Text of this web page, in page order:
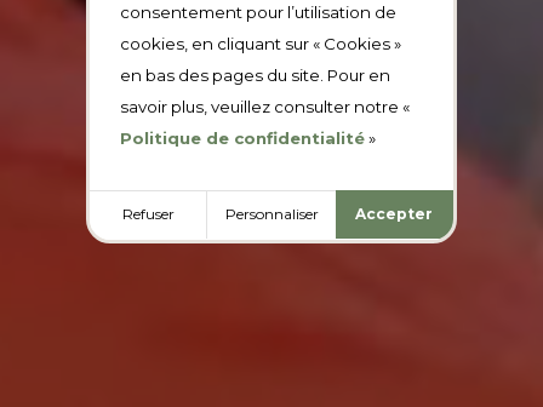
consentement pour l’utilisation de
cookies, en cliquant sur « Cookies »
en bas des pages du site. Pour en
savoir plus, veuillez consulter notre «
Politique de confidentialité»
Refuser Personnaliser Accepter